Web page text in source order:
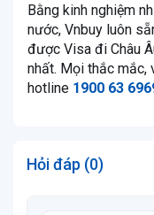
Bằng kinh nghiệm
nước, Vnbuy luôn
được Visa đi Châu
nhất. Mọi thắc mắc,
hotline 1900 63
Hỏi đáp (0)